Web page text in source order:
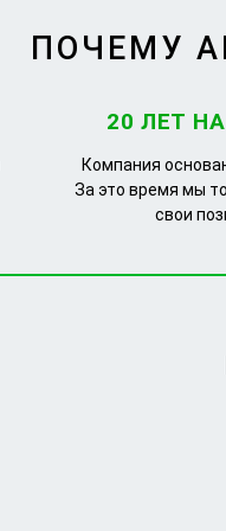
ПОЧЕМУ
20 ЛЕТ
Компания
За это время мы
свои